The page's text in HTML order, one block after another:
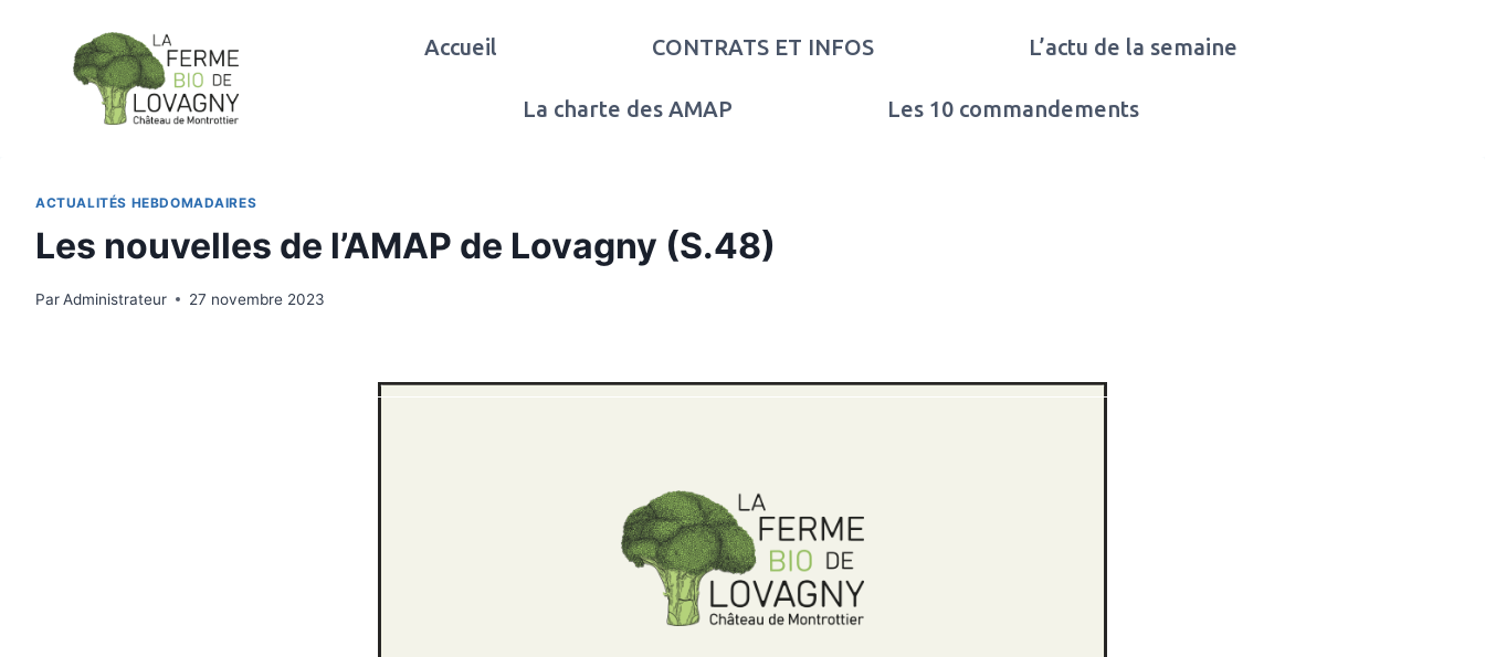
Accueil CONTRATS ET INFOS L’actu de la semaine
La charte des AMAP Les 10 commandements
ACTUALITÉS HEBDOMADAIRES
Les nouvelles de l’AMAP de Lovagny (S.48)
ParAdministrateur 27 novembre 2023